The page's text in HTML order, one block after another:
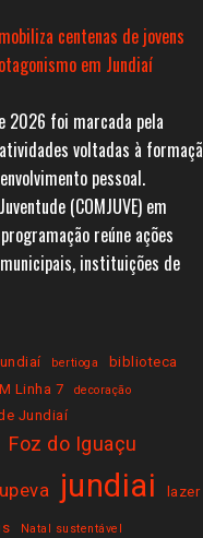
centenas de jovens
em Jundiaí
2026 foi marcada pela
voltadas à
pessoal.
(COMJUVE) em
reúne ações
instituições de
bertioga biblioteca
Linha 7 decoração
Jundiaí
Foz do Iguaçu
jundiai lazer
Natal sustentável